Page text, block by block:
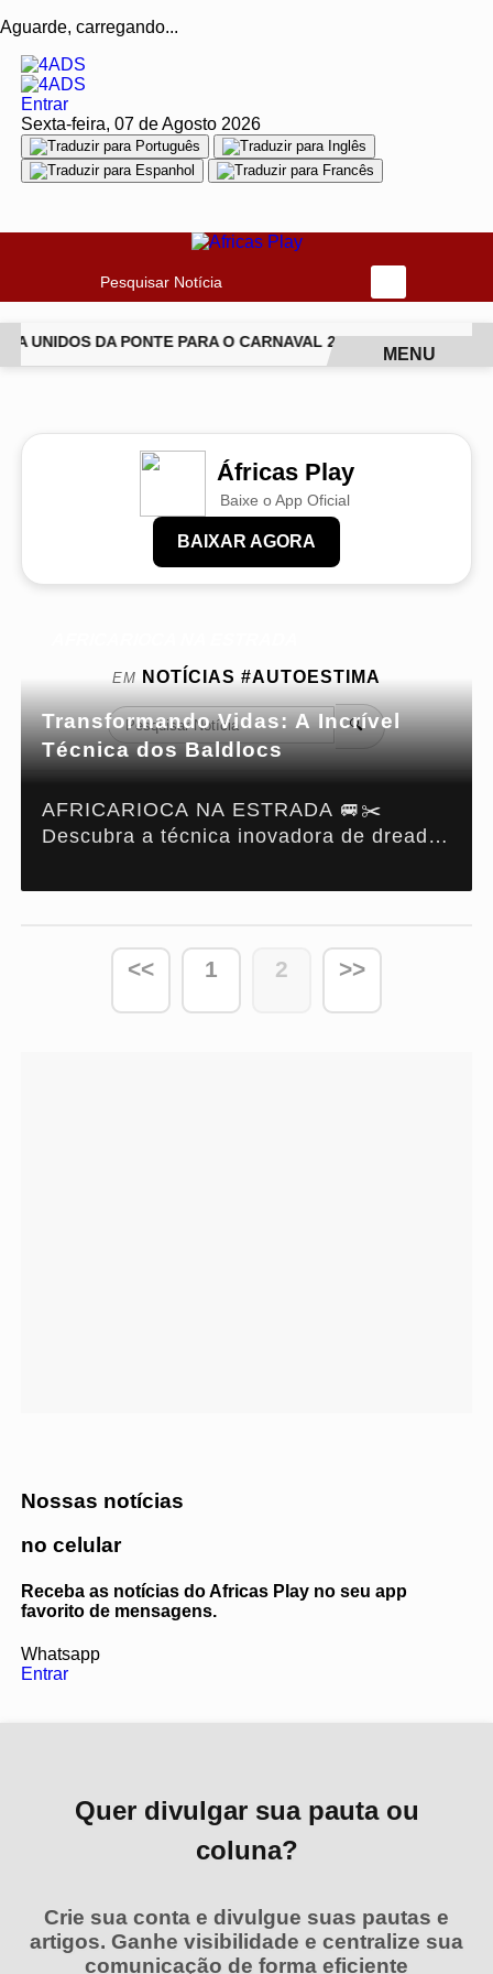
Aguarde, carregando...
Entrar
Sexta-feira, 07 de Agosto 2026
Pesquisar Notícia
UNIDOS DA PONTE PARA O CARNAVAL 2027 CANTORA
MENU
Áfricas Play
Baixe o App Oficial
BAIXAR AGORA
EM NOTÍCIAS #AUTOESTIMA
🔍
Transformando Vidas: A Incrível
Técnica dos Baldlocs
AFRICARIOCA NA ESTRADA 🚐✂️
Descubra a técnica inovadora de dreads
autoestima por todo o país.
<< 1 2 >>
Nossas notícias
no celular
Receba as notícias do Africas Play no seu app
favorito de mensagens.
Whatsapp
Entrar
Quer divulgar sua pauta ou
coluna?
Crie sua conta e divulgue suas pautas e
artigos. Ganhe visibilidade e centralize sua
comunicação de forma eficiente